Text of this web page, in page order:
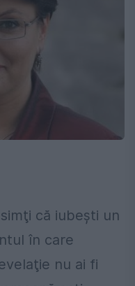
că iubeşti un
în care
nu ai fi